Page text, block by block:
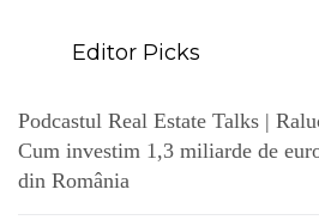
Editor Picks
Podcastul Real Estate Talks |
Cum investim 1,3 miliarde de
din România